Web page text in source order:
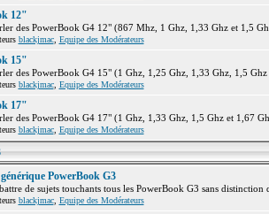
12"
des PowerBook G4 12" (867 Mhz, 1 Ghz, 1,33 Ghz et 1,5
blackjmac, Equipe des Modérateurs
15"
des PowerBook G4 15" (1 Ghz, 1,25 Ghz, 1,33 Ghz, 1,5
blackjmac, Equipe des Modérateurs
17"
des PowerBook G4 17" (1 Ghz, 1,33 Ghz, 1,5 Ghz et 1,67
blackjmac, Equipe des Modérateurs
PowerBook G3
de sujets touchants tous les PowerBook G3 sans distinction
blackjmac, Equipe des Modérateurs